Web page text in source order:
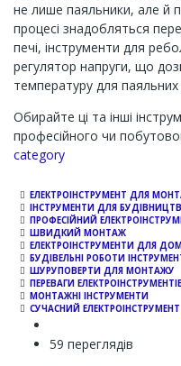
не лише паяльники, але й
процесі знадобляться
печі, інструменти для
регулятор напруги, що
температуру для паяльних
Обирайте ці та інші
професійного чи
Channel
category
ЕЛЕКТРОІНСТРУМЕНТ ДЛЯ
ІНСТРУМЕНТИ ДЛЯ
ПРОФЕСІЙНИЙ
ШВИДКИЙ МОНТАЖ
ЕЛЕКТРОІНСТРУМЕНТИ ДЛЯ
БУДІВЕЛЬНІ РОБОТИ
ШУРУПОВЕРТИ ДЛЯ МОНТАЖУ
ПЕРЕВАГИ
МОНТАЖНІ ІНСТРУМЕНТИ
СУЧАСНИЙ ЕЛЕКТРОІНСТРУМЕНТ
59 переглядів